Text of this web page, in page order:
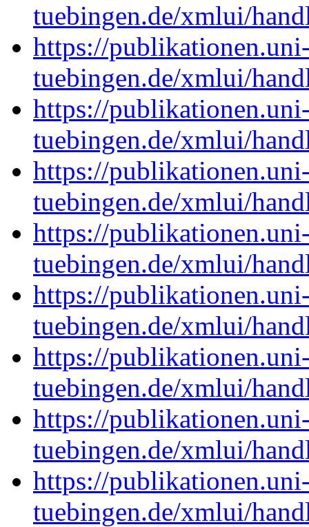
tuebingen.de/xmlui/
https://
tuebingen.de/xmlui/
https://
tuebingen.de/xmlui/
https://
tuebingen.de/xmlui/
https://
tuebingen.de/xmlui/
https://
tuebingen.de/xmlui/
https://
tuebingen.de/xmlui/
https://
tuebingen.de/xmlui/
https://
tuebingen.de/xmlui/